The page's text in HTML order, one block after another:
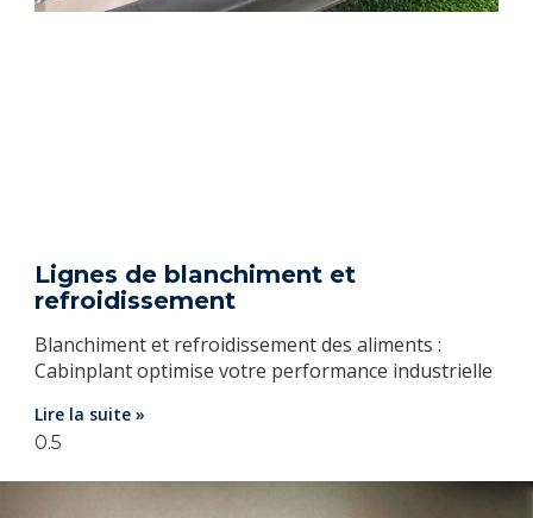
Lignes de blanchiment et
refroidissement
Blanchiment et refroidissement des aliments :
Cabinplant optimise votre performance industrielle
Lire la suite »